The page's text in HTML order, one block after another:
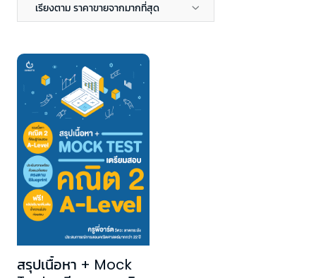
เรียงตาม ราคาขายจากมากที่สุด
สรุปเนื้อหา + Mock